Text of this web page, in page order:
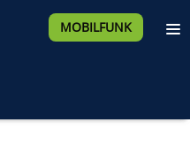
MOBILFUNK